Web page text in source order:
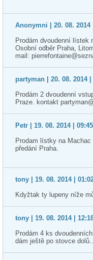
Anonymni | 20. 08. 2014
Prodám dvoudenní lístek
Osobní odběr Praha,
mail:
partyman | 20. 08. 2014 |
Prodám 2 dvoudenní
Praze. kontakt
Petr | 19. 08. 2014 |
Prodam lístky na
předání Praha.
tony | 19. 08. 2014 |
Kdyžtak ty lupeny níže
tony | 19. 08. 2014 |
Prodám 4 ks
dám ještě po stovce